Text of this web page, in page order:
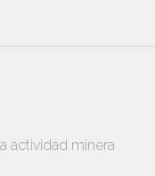
actividad minera